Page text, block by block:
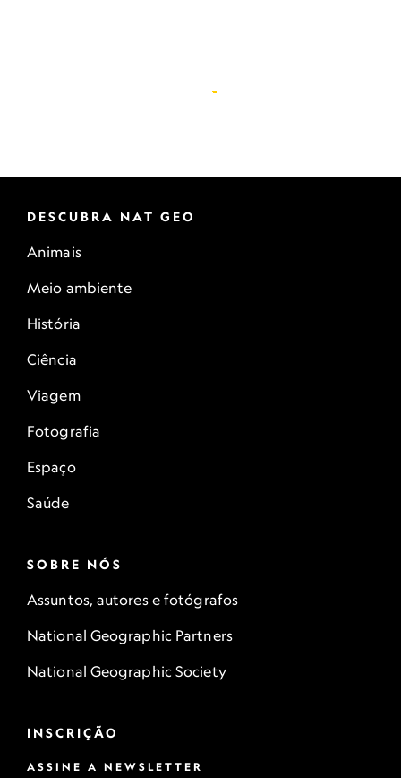
DESCUBRA NAT GEO
Animais
Meio ambiente
História
Ciência
Viagem
Fotografia
Espaço
Saúde
SOBRE NÓS
Assuntos, autores e fotógrafos
National Geographic Partners
National Geographic Society
INSCRIÇÃO
ASSINE A NEWSLETTER